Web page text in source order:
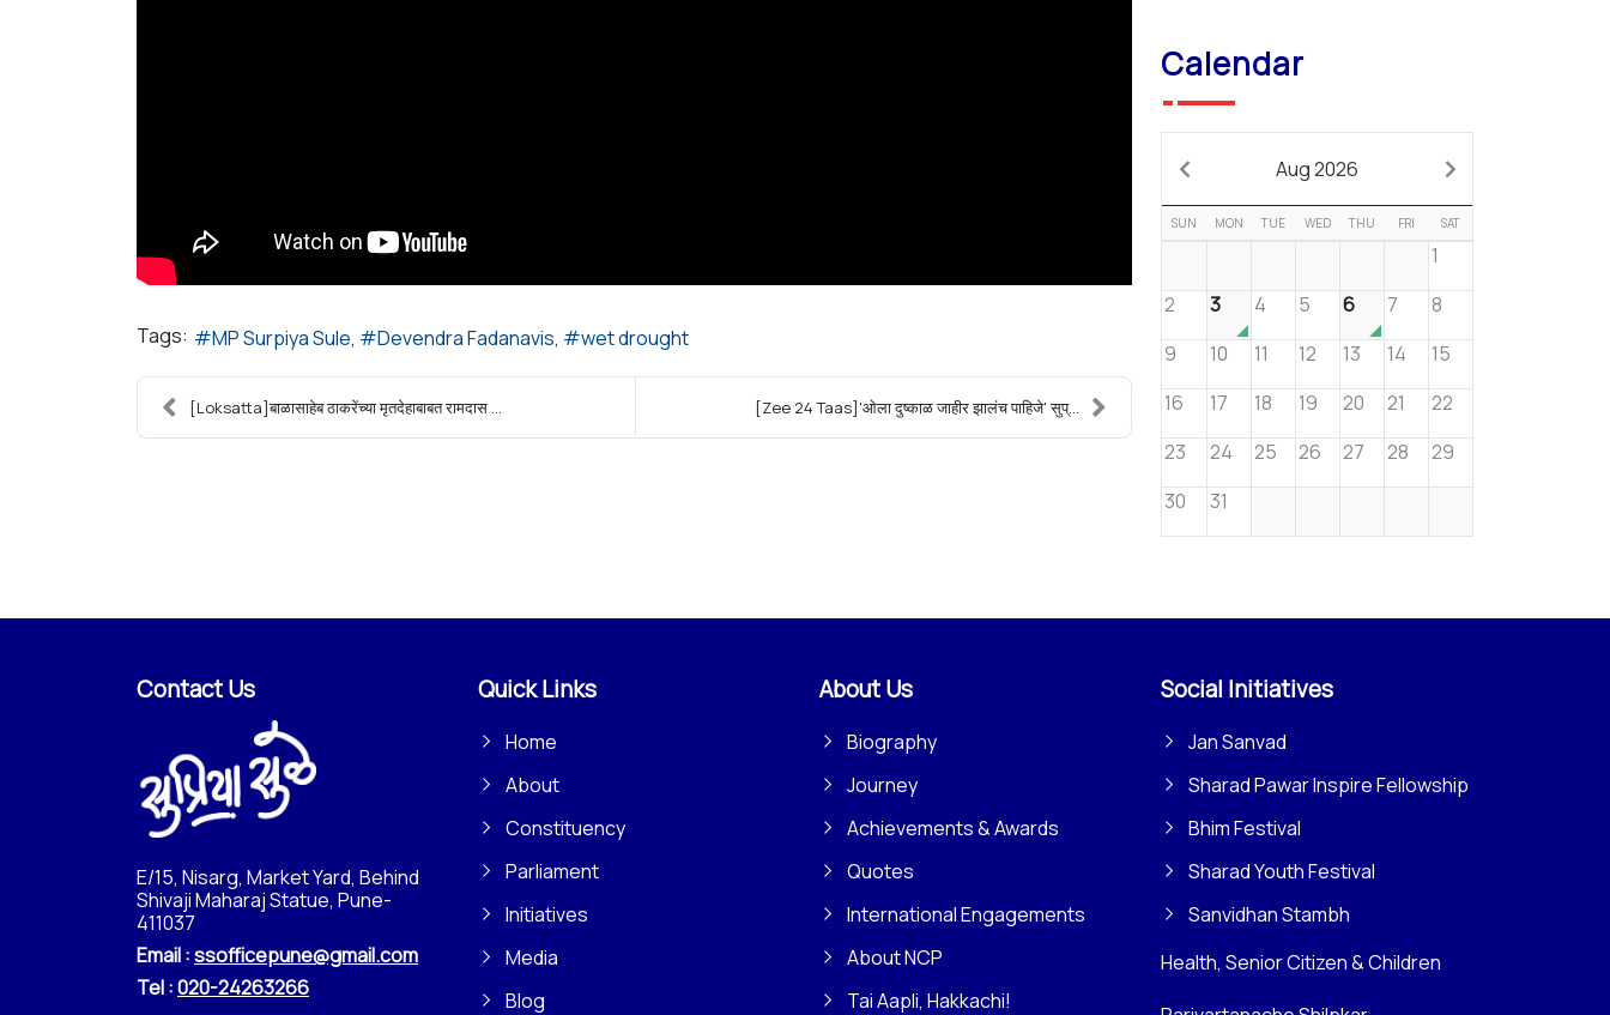
Tags: MP Surpiya Sule Devendra Fadanavis wet drought
[Loksatta]बाळासाहेब ठाकरेंच्या मृतदेहाबाबत रामदास ... [Zee 24 Taas]'ओला दुष्काळ जाहीर झालंच पाहिजे' सुप्...
Calendar
Aug 2026
SUN MON TUE WED THU FRI SAT
1
2
3 4 5 6 7
8
9
10 11 12 13 14
15
16
17 18 19 20 21
22
23
24 25 26 27 28
29
30
31
Contact Us
E/15, Nisarg, Market Yard, Behind
Shivaji Maharaj Statue, Pune-
411037
Email :ssofficepune@gmail.com
Tel :020-24263266
Quick Links
Home
About
Constituency
Parliament
Initiatives
Media
Blog
About Us
Biography
Journey
Achievements & Awards
Quotes
International Engagements
About NCP
Tai Aapli, Hakkachi!
Social Initiatives
Jan Sanvad
Sharad Pawar Inspire Fellowship
Bhim Festival
Sharad Youth Festival
Sanvidhan Stambh
Health, Senior Citizen & Children